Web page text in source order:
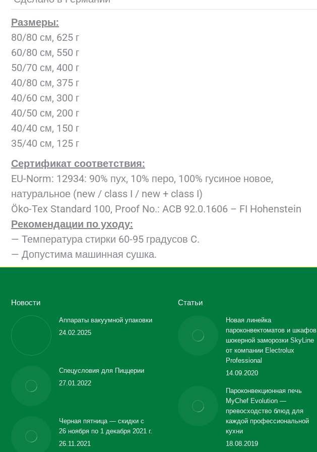
Размеры:
80/80 см, 625 г
60/80 см, 550 г
50/70 см, 400 г
40/80 см, 375 г
40/60 см, 300 г
40/50 см, 200 г
40/40 см, 150 г
35/40 см, 125 г
Сертификат соответствия:
EU-Norm: 12934: 90% пух, 10% перо, 100% гусиное новое,
натуральное (new / class I / new + class I)
Öko-Tex Standard 100, Proof No.: ACB 92.0.1606 – FI Hohenstein
Рекомендации по уходу:
— Температура стирки 60-95 градусов C.
— Допустима машинная сушка.
Новости
Аппараты вакуумной упаковки
24.02.2025
Спецусловия для Пиццерии
27.01.2022
Черная пятница — скидки с
26 ноября по 1 декабря 2021 г.
26.11.2021
Статьи
Новая линейка
пароконвектоматов и шкафов
шокерной заморозки SkyLine
от компании Electrolux
Professional
14.09.2020
Пароконвекционная печь
MyChef Evolution —
превосходство блюд для
каждой профессиональной
кухни
18.08.2019